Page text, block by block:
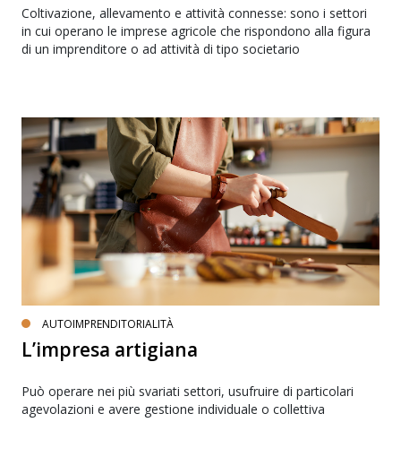
Coltivazione, allevamento e attività connesse: sono i settori
in cui operano le imprese agricole che rispondono alla figura
di un imprenditore o ad attività di tipo societario
AUTOIMPRENDITORIALITÀ
L’impresa artigiana
Può operare nei più svariati settori, usufruire di particolari
agevolazioni e avere gestione individuale o collettiva